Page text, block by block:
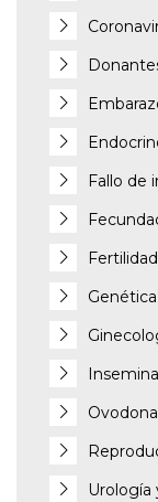
Fallo de
Fertilidad
Genética
Urología